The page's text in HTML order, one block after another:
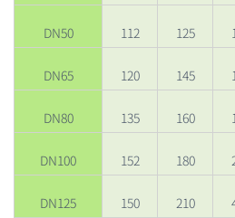
DN50 112 125
DN65 120 145
DN80 135 160
DN100 152 180
DN125 150 210